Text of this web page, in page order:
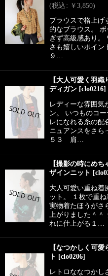
(税込: ￥3,850)
ブラウスで格上げ
的なブラウス。
ぎず高級感あり。
さも嬉しいポイ
９…
【大人可愛く羽
ディガン [clo0216]
レディーな雰囲気
ン。 いつものコ
レになれる糸の配
ニュアンスをさ
５３ 肩…
【撮影の時にめ
ザインニット [
大人可愛い重ね着
ット。 １枚で重
実物着たほうがさ
上がりました＾
れに仕上がる１…
【なつかしく可
ト [clo0206]
レトロななつかし